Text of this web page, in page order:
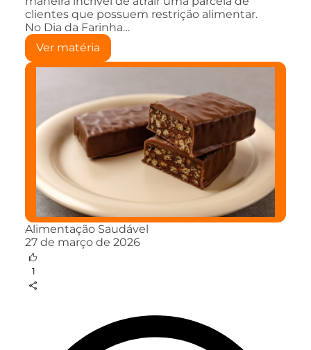
clientes que possuem restrição alimentar.
No Dia da Farinha…
Ver matéria
Alimentação Saudável
27 de março de 2026
1